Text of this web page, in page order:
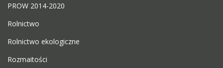
PROW 2014-2020
Rolnictwo
Rolnictwo ekologiczne
Rozmaitości